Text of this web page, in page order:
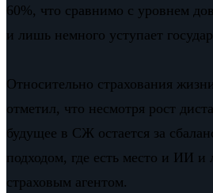
60%, что сравнимо с уровнем
и лишь немного уступает
Относительно страхования
отметил, что несмотря рост
будущее в СЖ остается за
подходом, где есть место и ИИ
страховым агентом.